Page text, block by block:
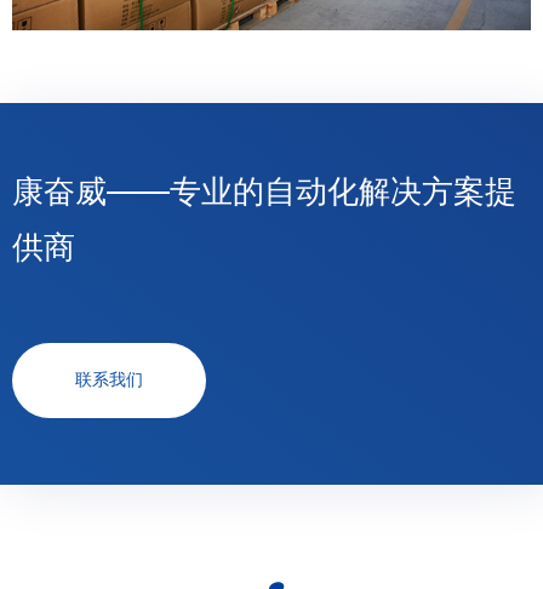
康奋威——专业的自动化解决方案提
供商
联系我们